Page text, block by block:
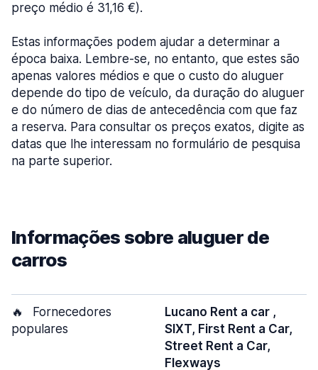
preço médio é 31,16 €).
Estas informações podem ajudar a determinar a
época baixa. Lembre-se, no entanto, que estes são
apenas valores médios e que o custo do aluguer
depende do tipo de veículo, da duração do aluguer
e do número de dias de antecedência com que faz
a reserva. Para consultar os preços exatos, digite as
datas que lhe interessam no formulário de pesquisa
na parte superior.
Informações sobre aluguer de
carros
🔥
Fornecedores
populares
Lucano Rent a car ,
SIXT, First Rent a Car,
Street Rent a Car,
Flexways